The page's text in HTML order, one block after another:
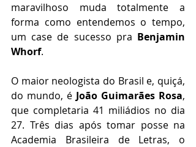
maravilhoso muda totalmente a
forma como entendemos o tempo,
um case de sucesso pra Benjamin
Whorf.
O maior neologista do Brasil e, quiçá,
do mundo, é João Guimarães Rosa,
que completaria 41 miliádios no dia
27. Três dias após tomar posse na
Academia Brasileira de Letras, o